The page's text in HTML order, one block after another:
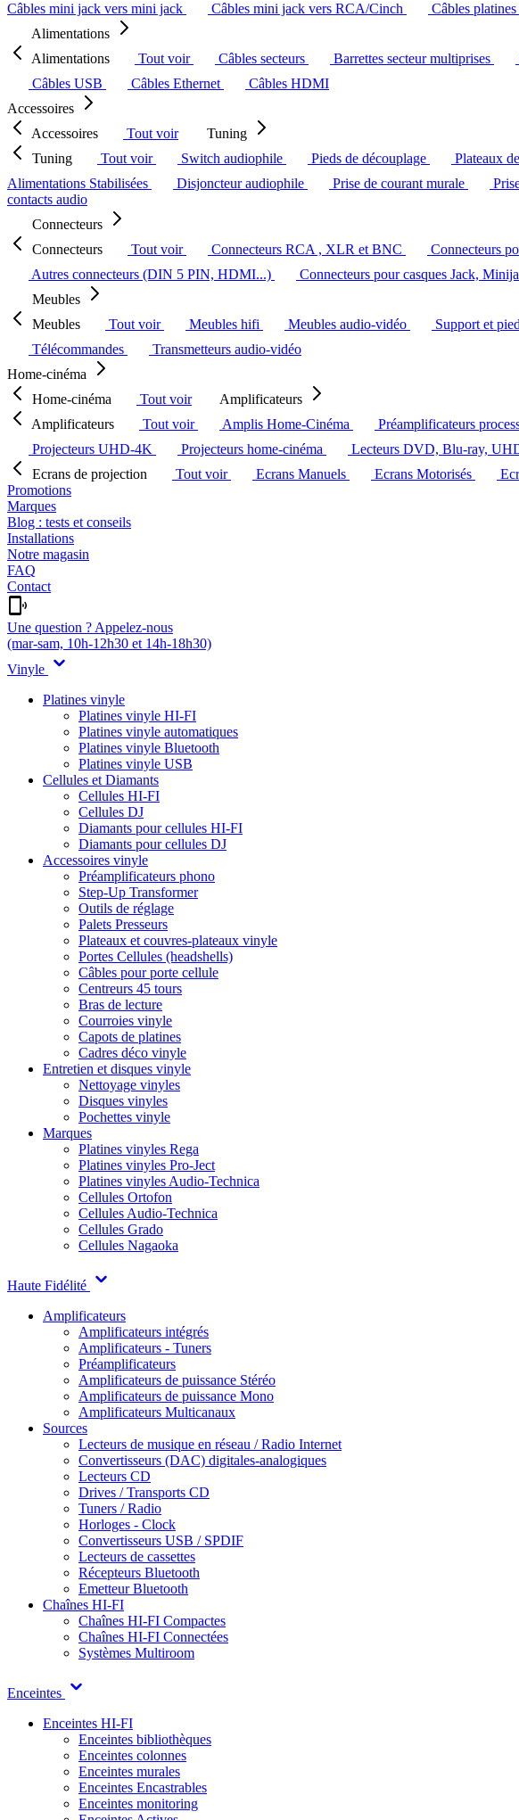
Câbles mini jack vers mini jack
Câbles mini jack vers RCA/Cinch Câbles
Alimentations
Alimentations
Tout voir Câbles secteurs Barrettes secteur multiprises
Câbles USB
Câbles Ethernet
Câbles HDMI
Accessoires
Accessoires
Tout voir
Tuning
Tuning
Tout voir Switch audiophile Pieds de découplage Plateaux
Alimentations Stabilisées
Disjoncteur audiophile Prise de courant murale
contacts audio
Connecteurs
Connecteurs
Tout voir Connecteurs RCA , XLR et BNC Connecteurs
Autres connecteurs (DIN 5 PIN, HDMI...)
Connecteurs pour casques Jack,
Meubles
Meubles
Tout voir Meubles hifi Meubles audio-vidéo Support et
Télécommandes
Transmetteurs audio-vidéo
Home-cinéma
Home-cinéma
Tout voir
Amplificateurs
Amplificateurs
Tout voir Amplis Home-Cinéma Préamplificateurs
Projecteurs UHD-4K
Projecteurs home-cinéma Lecteurs DVD, Blu-ray,
Ecrans de projection
Tout voir Ecrans Manuels Ecrans Motorisés
Promotions
Marques
Blog : tests et conseils
Installations
Notre magasin
FAQ
Contact
Une question ? Appelez-nous
(mar-sam, 10h-12h30 et 14h-18h30)
Vinyle
Platines vinyle
Platines vinyle HI-FI
Platines vinyle automatiques
Platines vinyle Bluetooth
Platines vinyle USB
Cellules et Diamants
Cellules HI-FI
Cellules DJ
Diamants pour cellules HI-FI
Diamants pour cellules DJ
Accessoires vinyle
Préamplificateurs phono
Step-Up Transformer
Outils de réglage
Palets Presseurs
Plateaux et couvres-plateaux vinyle
Portes Cellules (headshells)
Câbles pour porte cellule
Centreurs 45 tours
Bras de lecture
Courroies vinyle
Capots de platines
Cadres déco vinyle
Entretien et disques vinyle
Nettoyage vinyles
Disques vinyles
Pochettes vinyle
Marques
Platines vinyles Rega
Platines vinyles Pro-Ject
Platines vinyles Audio-Technica
Cellules Ortofon
Cellules Audio-Technica
Cellules Grado
Cellules Nagaoka
Haute Fidélité
Amplificateurs
Amplificateurs intégrés
Amplificateurs - Tuners
Préamplificateurs
Amplificateurs de puissance Stéréo
Amplificateurs de puissance Mono
Amplificateurs Multicanaux
Sources
Lecteurs de musique en réseau / Radio Internet
Convertisseurs (DAC) digitales-analogiques
Lecteurs CD
Drives / Transports CD
Tuners / Radio
Horloges - Clock
Convertisseurs USB / SPDIF
Lecteurs de cassettes
Récepteurs Bluetooth
Emetteur Bluetooth
Chaînes HI-FI
Chaînes HI-FI Compactes
Chaînes HI-FI Connectées
Systèmes Multiroom
Enceintes
Enceintes HI-FI
Enceintes bibliothèques
Enceintes colonnes
Enceintes murales
Enceintes Encastrables
Enceintes monitoring